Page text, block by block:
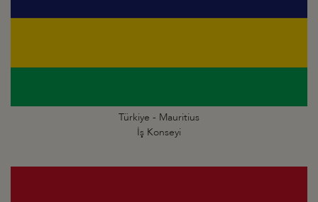
Türkiye - Mauritius
İş Konseyi